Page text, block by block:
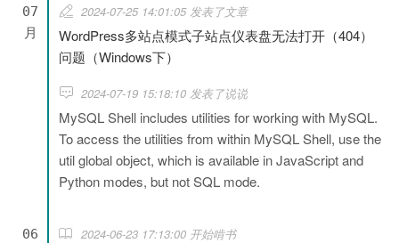
07
月
2024-07-25 14:01:05 发表了文章
WordPress多站点模式子站点仪表盘无法打开（404）
问题（Windows下）
2024-07-19 15:18:10 发表了说说
MySQL Shell includes utilities for working with MySQL.
To access the utilities from within MySQL Shell, use the
util global object, which is available in JavaScript and
Python modes, but not SQL mode.
06
2024-06-23 17:13:00 开始啃书